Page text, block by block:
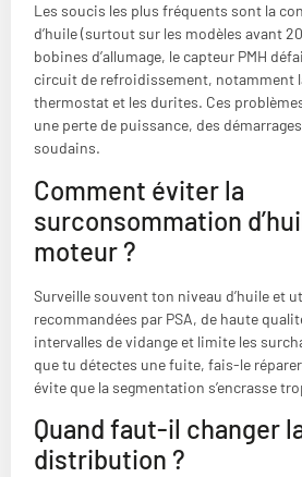
Les soucis les plus fréquents sont la
d’huile (surtout sur les modèles avant
bobines d’allumage, le capteur PMH
circuit de refroidissement, notamment
thermostat et les durites. Ces
une perte de puissance, des
soudains.
Comment éviter la
surconsommation
moteur ?
Surveille souvent ton niveau d’huile et
recommandées par PSA, de haute
intervalles de vidange et limite les
que tu détectes une fuite, fais-le
évite que la segmentation s’encrasse
Quand faut-il changer
distribution ?